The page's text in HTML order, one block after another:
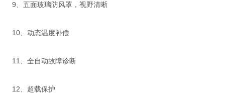
9、五面玻璃防风罩，视野清晰
10、动态温度补偿
11、全自动故障诊断
12、超载保护